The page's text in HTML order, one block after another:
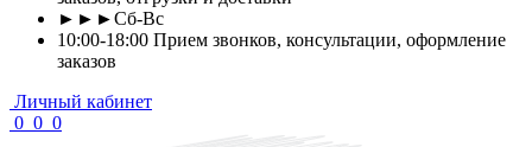
►►►Сб-Вс
10:00-18:00 Прием звонков, консультации, оформление
заказов
Личный кабинет
0 0 0